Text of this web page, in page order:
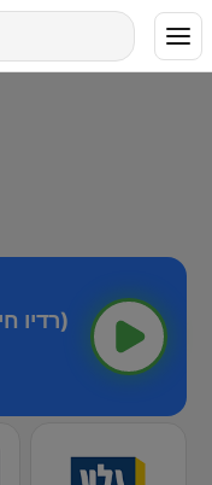
Radio Haifa (רדיו חיפה)